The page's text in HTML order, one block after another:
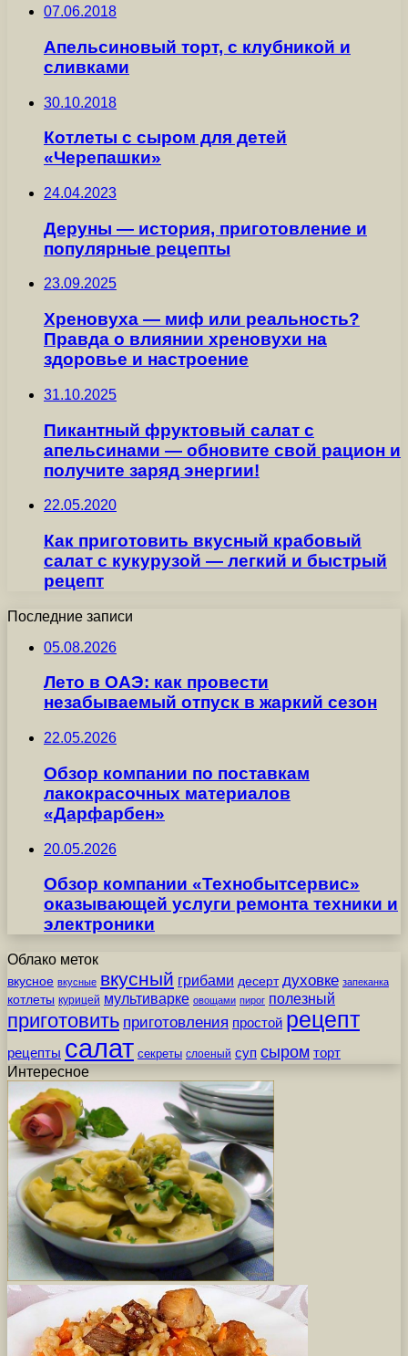
07.06.2018
Апельсиновый торт, с клубникой и
сливками
30.10.2018
Котлеты с сыром для детей
«Черепашки»
24.04.2023
Деруны — история, приготовление и
популярные рецепты
23.09.2025
Хреновуха — миф или реальность?
Правда о влиянии хреновухи на
здоровье и настроение
31.10.2025
Пикантный фруктовый салат с
апельсинами — обновите свой рацион и
получите заряд энергии!
22.05.2020
Как приготовить вкусный крабовый
салат с кукурузой — легкий и быстрый
рецепт
Последние записи
05.08.2026
Лето в ОАЭ: как провести
незабываемый отпуск в жаркий сезон
22.05.2026
Обзор компании по поставкам
лакокрасочных материалов
«Дарфарбен»
20.05.2026
Обзор компании «Технобытсервис»
оказывающей услуги ремонта техники и
электроники
Облако меток
вкусное вкусные вкусный грибами десерт духовке запеканка
котлеты курицей мультиварке овощами пирог полезный
приготовить приготовления простой рецепт
рецепты салат секреты слоеный суп сыром торт
Интересное